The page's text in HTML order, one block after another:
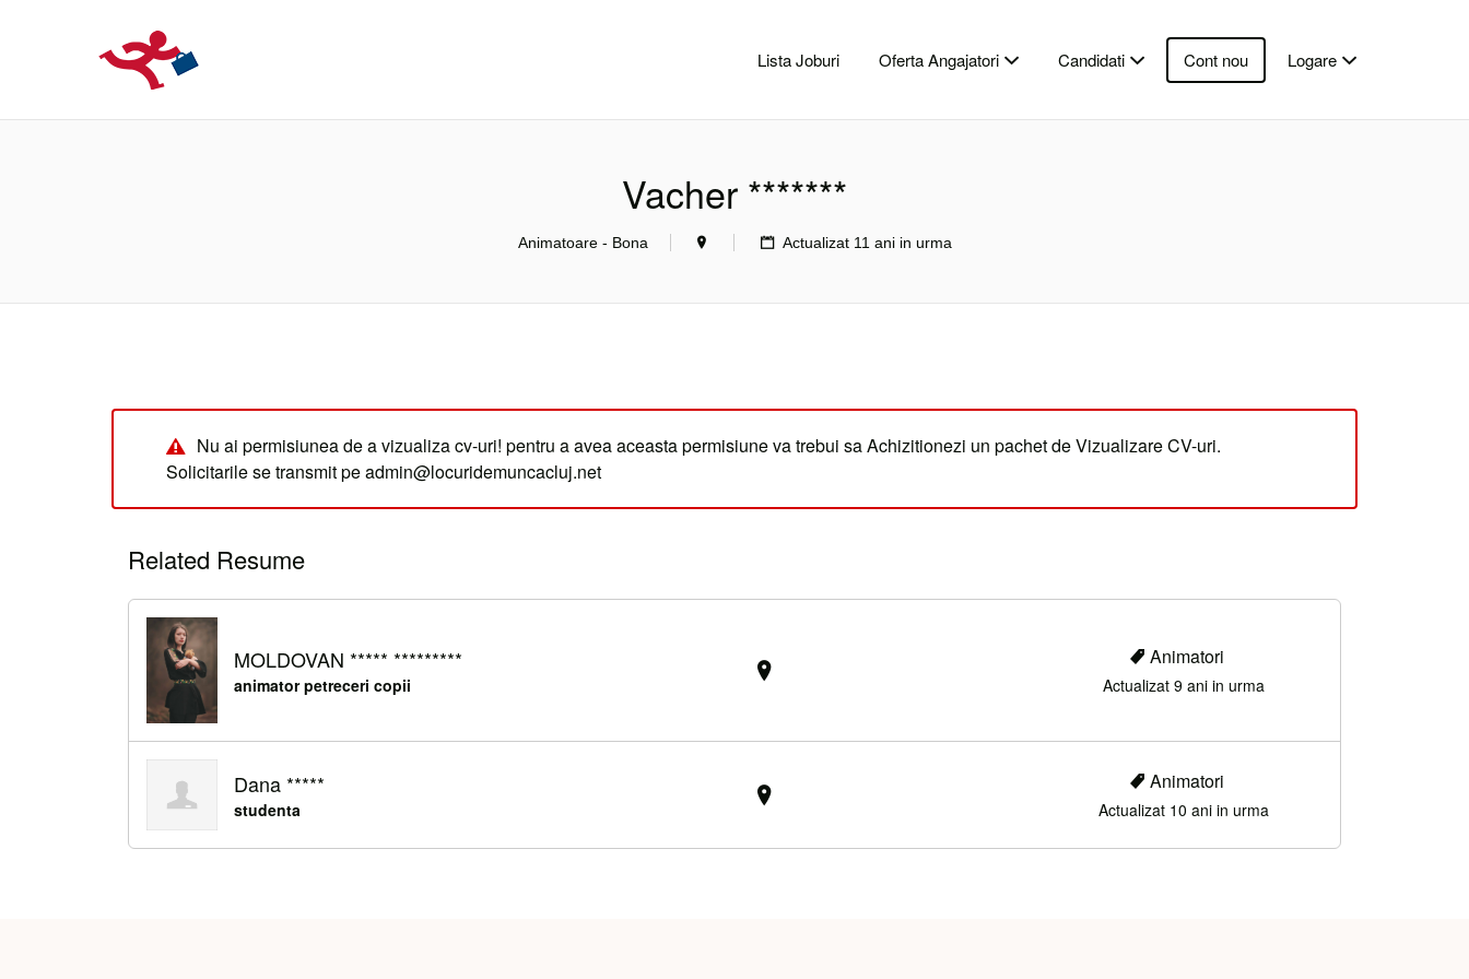
Lista Joburi Oferta Angajatori Candidati Cont nou Logare
Vacher *******
Animatoare - Bona Actualizat 11 ani in urma
Nu ai permisiunea de a vizualiza cv-uri! pentru a avea aceasta permisiune va trebui sa Achizitionezi un pachet de Vizualizare CV-uri.
Solicitarile se transmit pe admin@locuridemuncacluj.net
Related Resume
MOLDOVAN ***** *********
animator petreceri copii
Animatori
Actualizat 9 ani in urma
Dana *****
studenta
Animatori
Actualizat 10 ani in urma